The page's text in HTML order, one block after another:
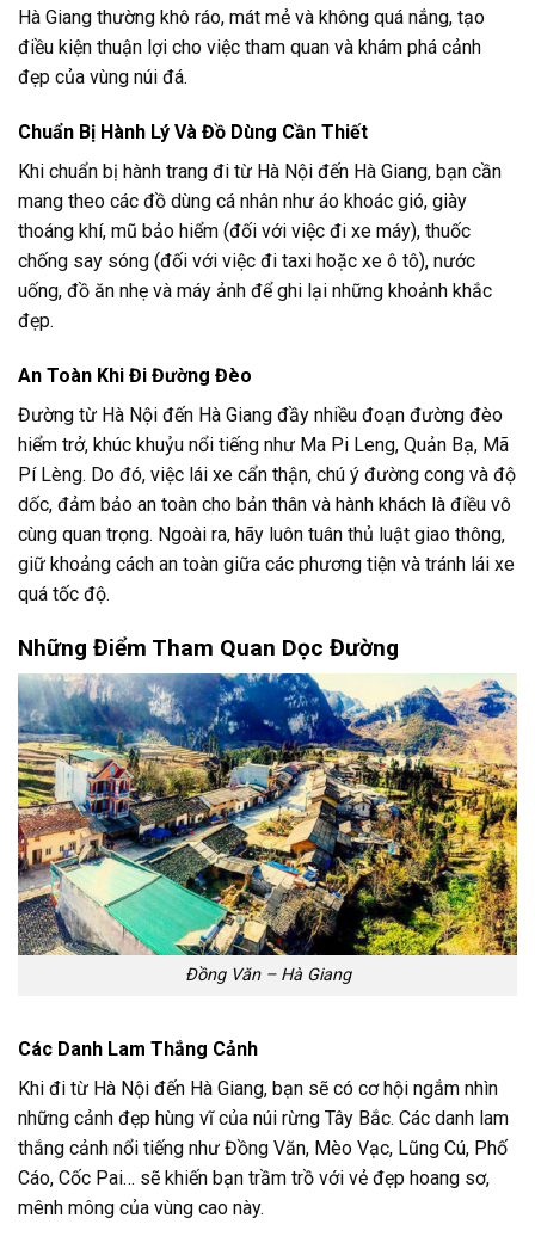
Hà Giang thường khô ráo, mát mẻ và không quá nắng, tạo
điều kiện thuận lợi cho việc tham quan và khám phá cảnh
đẹp của vùng núi đá.
Chuẩn Bị Hành Lý Và Đồ Dùng Cần Thiết
Khi chuẩn bị hành trang đi từ Hà Nội đến Hà Giang, bạn cần
mang theo các đồ dùng cá nhân như áo khoác gió, giày
thoáng khí, mũ bảo hiểm (đối với việc đi xe máy), thuốc
chống say sóng (đối với việc đi taxi hoặc xe ô tô), nước
uống, đồ ăn nhẹ và máy ảnh để ghi lại những khoảnh khắc
đẹp.
An Toàn Khi Đi Đường Đèo
Đường từ Hà Nội đến Hà Giang đầy nhiều đoạn đường đèo
hiểm trở, khúc khuỷu nổi tiếng như Ma Pi Leng, Quản Bạ, Mã
Pí Lèng. Do đó, việc lái xe cẩn thận, chú ý đường cong và độ
dốc, đảm bảo an toàn cho bản thân và hành khách là điều vô
cùng quan trọng. Ngoài ra, hãy luôn tuân thủ luật giao thông,
giữ khoảng cách an toàn giữa các phương tiện và tránh lái xe
quá tốc độ.
Những Điểm Tham Quan Dọc Đường
Đồng Văn – Hà Giang
Các Danh Lam Thắng Cảnh
Khi đi từ Hà Nội đến Hà Giang, bạn sẽ có cơ hội ngắm nhìn
những cảnh đẹp hùng vĩ của núi rừng Tây Bắc. Các danh lam
thắng cảnh nổi tiếng như Đồng Văn, Mèo Vạc, Lũng Cú, Phố
Cáo, Cốc Pai… sẽ khiến bạn trầm trồ với vẻ đẹp hoang sơ,
mênh mông của vùng cao này.